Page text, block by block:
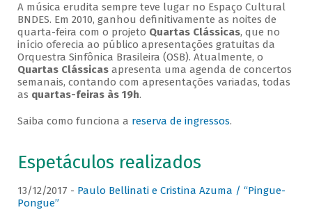
A música erudita sempre teve lugar no Espaço Cultural
BNDES. Em 2010, ganhou definitivamente as noites de
quarta-feira com o projeto Quartas Clássicas, que no
início oferecia ao público apresentações gratuitas da
Orquestra Sinfônica Brasileira (OSB). Atualmente, o
Quartas Clássicasapresenta uma agenda de concertos
semanais, contando com apresentações variadas, todas
as quartas-feiras às 19h.
Saiba como funciona a reserva de ingressos.
Espetáculos realizados
13/12/2017 - Paulo Bellinati e Cristina Azuma / “Pingue-
Pongue”